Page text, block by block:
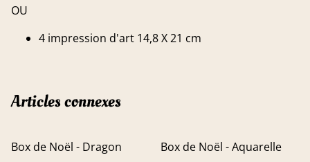
OU
4 impression d'art 14,8 X 21 cm
Articles connexes
Box de Noël - Dragon
Box de Noël - Aquarelle